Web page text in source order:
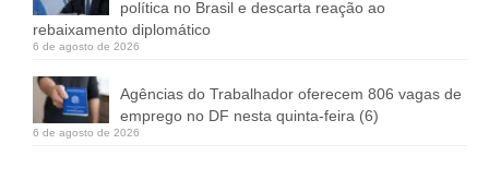
política no Brasil e descarta reação ao
rebaixamento diplomático
6 de agosto de 2026
Agências do Trabalhador oferecem 806 vagas de
emprego no DF nesta quinta-feira (6)
6 de agosto de 2026